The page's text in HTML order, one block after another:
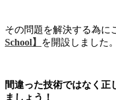
その問題を解決する為に
School】
を開設しました。
間違った技術ではなく正
ましょう！